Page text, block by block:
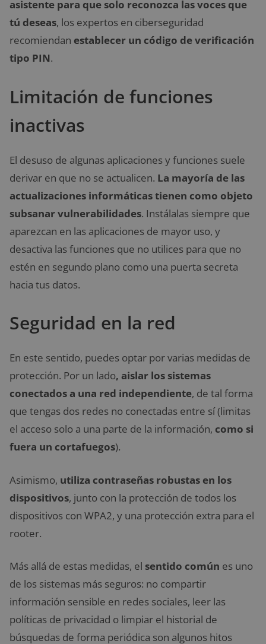
asistente para que solo reconozca las voces que
tú deseas, los expertos en ciberseguridad
recomiendan establecer un código de verificación
tipo PIN.
Limitación de funciones
inactivas
El desuso de algunas aplicaciones y funciones suele
derivar en que no se actualicen. La mayoría de las
actualizaciones informáticas tienen como objeto
subsanar vulnerabilidades. Instálalas siempre que
aparezcan en las aplicaciones de mayor uso, y
desactiva las funciones que no utilices para que no
estén en segundo plano como una puerta secreta
hacia tus datos.
Seguridad en la red
En este sentido, puedes optar por varias medidas de
protección. Por un lado, aislar los sistemas
conectados a una red independiente, de tal forma
que tengas dos redes no conectadas entre sí (limitas
el acceso solo a una parte de la información, como si
fuera un cortafuegos).
Asimismo, utiliza contraseñas robustas en los
dispositivos, junto con la protección de todos los
dispositivos con WPA2, y una protección extra para el
rooter.
Más allá de estas medidas, el sentido común es uno
de los sistemas más seguros: no compartir
información sensible en redes sociales, leer las
políticas de privacidad o limpiar el historial de
búsquedas de forma periódica son algunos hitos